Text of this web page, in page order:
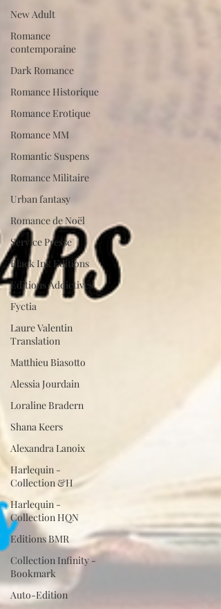
New Adult
Romance
contemporaine
Dark Romance
Romance Historique
Romance Erotique
Romance MM
Romantic Suspens
Romance Militaire
Urban fantasy
Romance de Noël
Service Presse
Black Ink Editions
Editions Addictives
Fyctia
Laure Valentin
Translation
Matthieu Biasotto
Alessia Jourdain
Loraline Bradern
Shana Keers
Alexandra Lanoix
Harlequin -
Collection &H
Harlequin -
Collection HQN
Editions BMR
Collection Infinity -
Bookmark
Auto-Edition